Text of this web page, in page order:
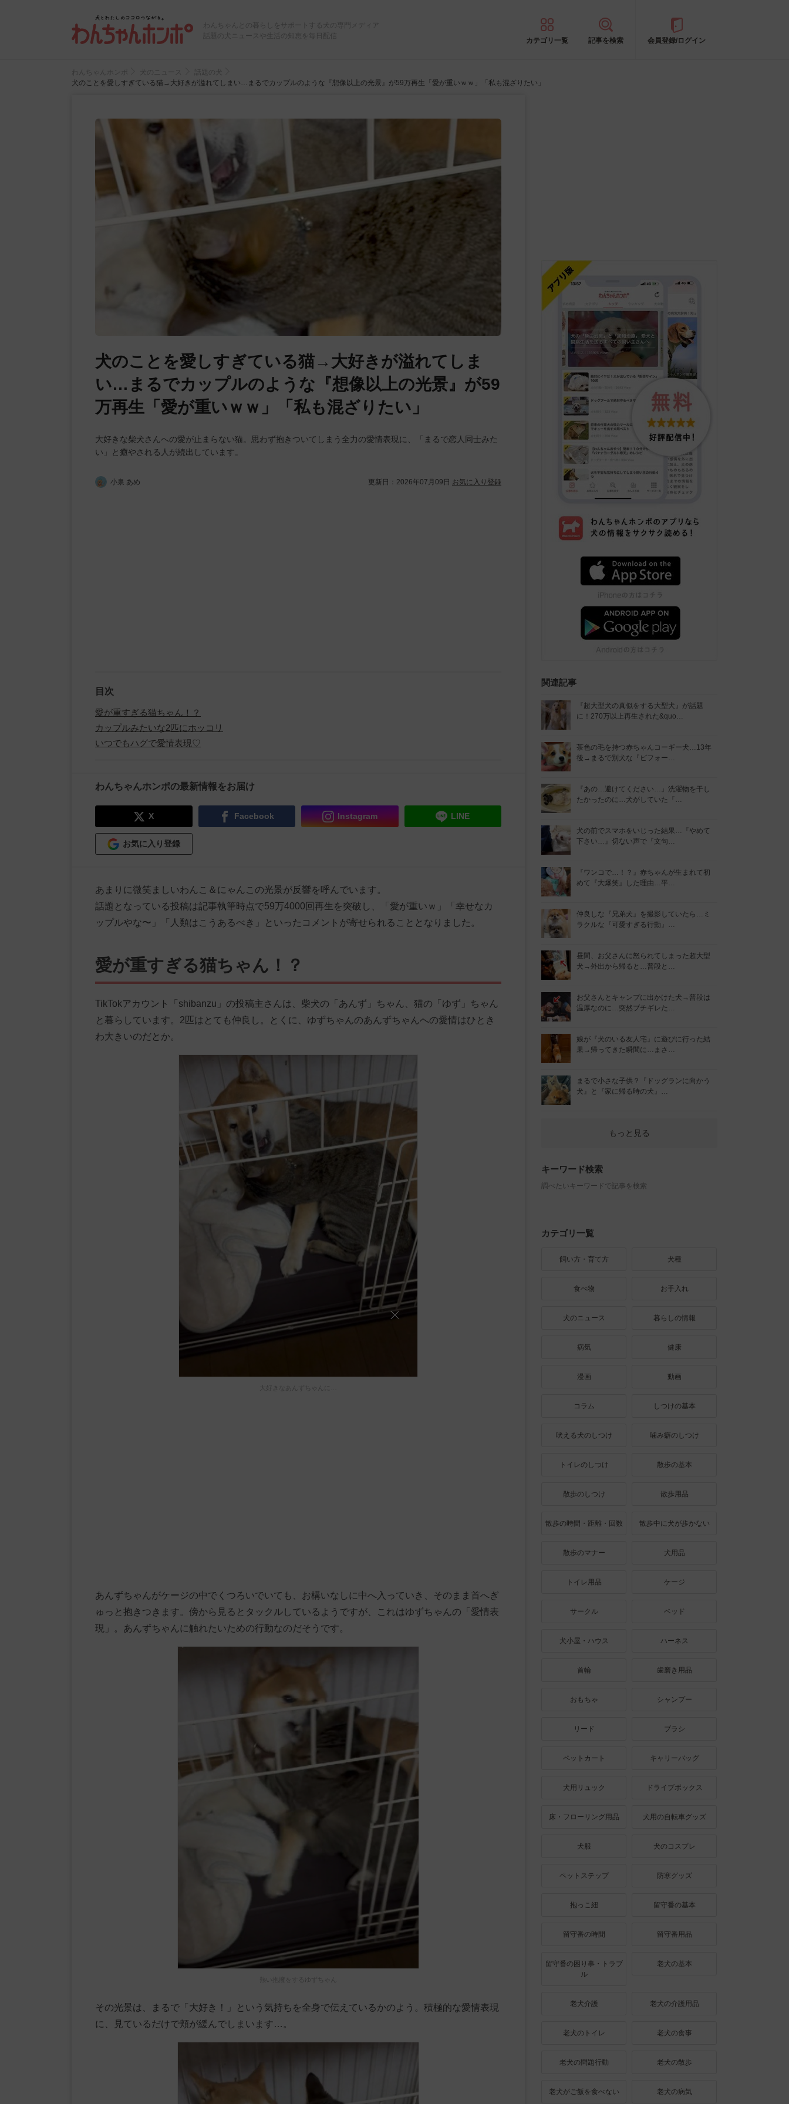
わんちゃんとの暮らしをサポートする犬の専門メディア
話題の犬ニュースや生活の知恵を毎日配信
カテゴリ一覧 記事を検索 会員登録/ログイン
わんちゃんホンポ 犬のニュース
話題の犬
犬のことを愛しすぎている猫→大好きが溢れてしまい…まるでカップルのような『想像以上の光景』が59万再生「愛が重いｗｗ」「私も混ざりたい」
犬のことを愛しすぎている猫→大好きが溢れてしま
い…まるでカップルのような『想像以上の光景』が59
万再生「愛が重いｗｗ」「私も混ざりたい」
大好きな柴犬さんへの愛が止まらない猫。思わず抱きついてしまう全力の愛情表現に、「まるで恋人同士みた
い」と癒やされる人が続出しています。
小泉 あめ 更新日： 2026年07月09日 お気に入り登録
目次
愛が重すぎる猫ちゃん！？
カップルみたいな2匹にホッコリ
いつでもハグで愛情表現♡
わんちゃんホンポの最新情報をお届け
X Facebook Instagram LINE
お気に入り登録
あまりに微笑ましいわんこ＆にゃんこの光景が反響を呼んでいます。
話題となっている投稿は記事執筆時点で59万4000回再生を突破し、「愛が重いｗ」「幸せなカ
ップルやな〜」「人類はこうあるべき」といったコメントが寄せられることとなりました。
愛が重すぎる猫ちゃん！？
TikTokアカウント「shibanzu」の投稿主さんは、柴犬の「あんず」ちゃん、猫の「ゆず」ちゃん
と暮らしています。2匹はとても仲良し。とくに、ゆずちゃんのあんずちゃんへの愛情はひとき
わ大きいのだとか。
大好きなあんずちゃんに…
あんずちゃんがケージの中でくつろいでいても、お構いなしに中へ入っていき、そのまま首へぎ
ゅっと抱きつきます。傍から見るとタックルしているようですが、これはゆずちゃんの「愛情表
現」。あんずちゃんに触れたいための行動なのだそうです。
熱い抱擁をするゆずちゃん
その光景は、まるで「大好き！」という気持ちを全身で伝えているかのよう。積極的な愛情表現
に、見ているだけで頬が緩んでしまいます…。
関連記事
『超大型犬の真似をする大型犬』が話題
に！270万以上再生された&quo…
茶色の毛を持つ赤ちゃんコーギー犬…13年
後→まるで別犬な『ビフォー…
『あの…避けてください…』洗濯物を干し
たかったのに…犬がしていた『…
犬の前でスマホをいじった結果…『やめて
下さい…』切ない声で『文句…
『ワンコで…！？』赤ちゃんが生まれて初
めて『大爆笑』した理由…平…
仲良しな『兄弟犬』を撮影していたら…ミ
ラクルな『可愛すぎる行動』…
昼間、お父さんに怒られてしまった超大型
犬→外出から帰ると…普段と…
お父さんとキャンプに出かけた犬→普段は
温厚なのに…突然ブチギレた…
娘が『犬のいる友人宅』に遊びに行った結
果→帰ってきた瞬間に…まさ…
まるで小さな子供？『ドッグランに向かう
犬』と『家に帰る時の犬』…
もっと見る
キーワード検索
調べたいキーワードで記事を検索
カテゴリ一覧
飼い方・育て方 犬種
食べ物 お手入れ
犬のニュース 暮らしの情報
病気 健康
漫画 動画
コラム しつけの基本
吠える犬のしつけ 噛み癖のしつけ
トイレのしつけ 散歩の基本
散歩のしつけ 散歩用品
散歩の時間・距離・回数 散歩中に犬が歩かない
散歩のマナー 犬用品
トイレ用品 ケージ
サークル ベッド
犬小屋・ハウス ハーネス
首輪 歯磨き用品
おもちゃ シャンプー
リード ブラシ
ペットカート キャリーバッグ
犬用リュック ドライブボックス
床・フローリング用品 犬用の自転車グッズ
犬服 犬のコスプレ
ペットステップ 防寒グッズ
抱っこ紐 留守番の基本
留守番の時間 留守番用品
留守番の困り事・トラブ
ル
老犬の基本
老犬介護 老犬の介護用品
老犬のトイレ 老犬の食事
老犬の問題行動 老犬の散歩
老犬がご飯を食べない 老犬の病気